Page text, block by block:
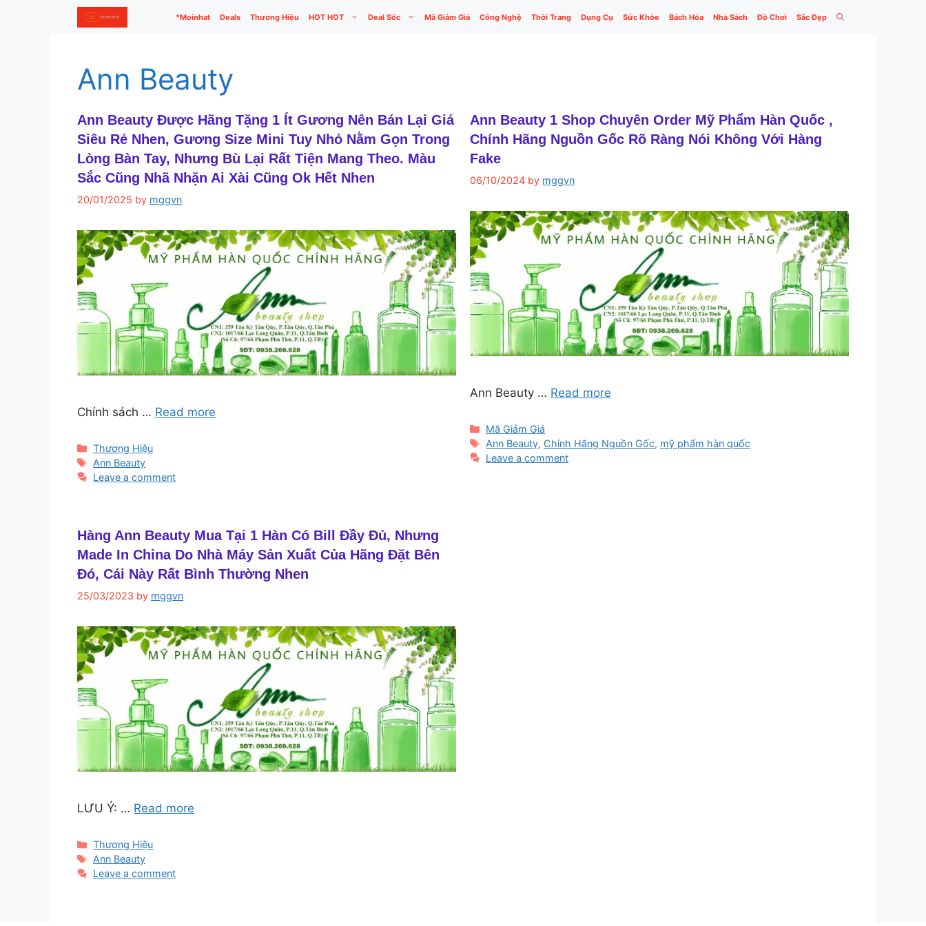
*Moinhat Deals Thương Hiệu HOT HOT Deal Sốc Mã Giảm Giá Công Nghệ Thời Trang Dụng Cụ Sức Khỏe Bách Hóa Nhà Sách Đồ Chơi Sắc Đẹp
Ann Beauty
Ann Beauty Được Hãng Tặng 1 Ít Gương Nên Bán Lại Giá
Siêu Rẻ Nhen, Gương Size Mini Tuy Nhỏ Nằm Gọn Trong
Lòng Bàn Tay, Nhưng Bù Lại Rất Tiện Mang Theo. Màu
Sắc Cũng Nhã Nhặn Ai Xài Cũng Ok Hết Nhen
20/01/2025 by mggvn
Chính sách … Read more
Categories
Thương Hiệu
Tags
Ann Beauty
Leave a comment
Ann Beauty 1 Shop Chuyên Order Mỹ Phẩm Hàn Quốc ,
Chính Hãng Nguồn Gốc Rõ Ràng Nói Không Với Hàng
Fake
06/10/2024 by mggvn
Ann Beauty … Read more
Categories
Mã Giảm Giá
Tags
Ann Beauty, Chính Hãng Nguồn Gốc, mỹ phẩm hàn quốc
Leave a comment
Hàng Ann Beauty Mua Tại 1 Hàn Có Bill Đầy Đủ, Nhưng
Made In China Do Nhà Máy Sản Xuất Của Hãng Đặt Bên
Đó, Cái Này Rất Bình Thường Nhen
25/03/2023 by mggvn
LƯU Ý: … Read more
Categories
Thương Hiệu
Tags
Ann Beauty
Leave a comment